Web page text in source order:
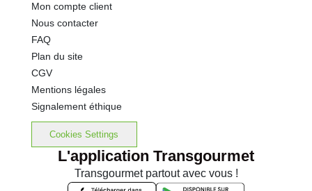
Mon compte client
Nous contacter
FAQ
Plan du site
CGV
Mentions légales
Signalement éthique
Cookies Settings
L'application Transgourmet
Transgourmet partout avec vous !